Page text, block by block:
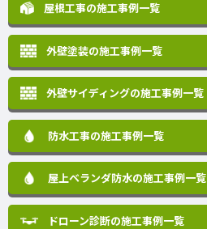
屋根工事の施工事例一覧
外壁塗装の施工事例一覧
外壁サイディングの施工事例一覧
防水工事の施工事例一覧
屋上ベランダ防水の施工事例一覧
ドローン診断の施工事例一覧